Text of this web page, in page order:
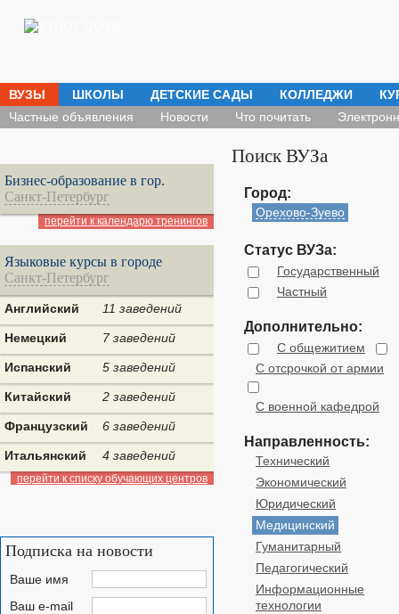
ВУЗЫ ШКОЛЫ ДЕТСКИЕ САДЫ КОЛЛЕДЖИ
Частные объявления
Новости Что почитать
Поиск ВУЗа
Город:
Орехово-Зуево
Статус ВУЗа:
Государственный
Частный
Дополнительно:
С общежитием
С отсрочкой от армии
С военной кафедрой
Направленность:
Технический
Экономический
Юридический
Медицинский
Гуманитарный
Педагогический
Информационные
технологии
Бизнес-образование в гор.
Санкт-Петербург
перейти к календарю тренингов
Языковые курсы в городе
Санкт-Петербург
Английский 11 заведений
Немецкий 7 заведений
Испанский 5 заведений
Китайский 2 заведений
Французский 6 заведений
Итальянский 4 заведений
перейти к списку обучающих центров
Подписка на новости
Ваше имя
Ваш e-mail